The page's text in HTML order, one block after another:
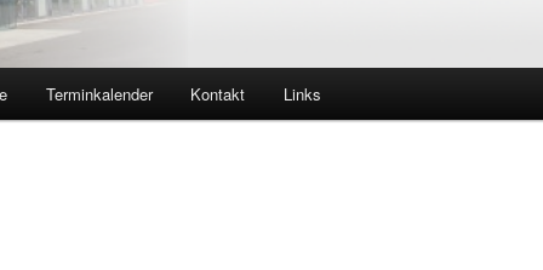
Terminkalender Kontakt Links